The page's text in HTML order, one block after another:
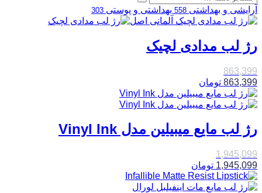
آرایشی و بهداشتی 558 بهداشتی و پوستی 303
رژ لب مدادی لچیک
863,399
863,399 تومان
رژ لب مایع میبیلین مدل Vinyl Ink
1,945,099
1,945,099 تومان